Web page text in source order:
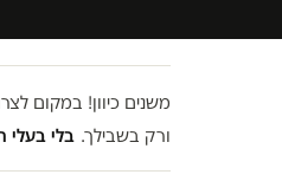
משנים כיוון! במקום
ורק בשבילך. בלי בעלי